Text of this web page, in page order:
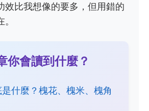
效比我想像的要多，但用錯的
你會讀到什麼？
什麼？槐花、槐米、槐角